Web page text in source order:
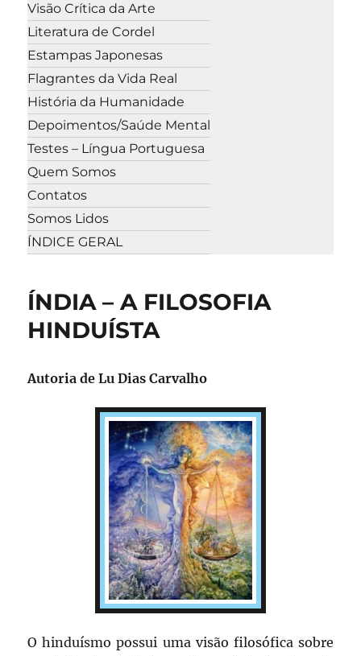
Visão Crítica da Arte
Literatura de Cordel
Estampas Japonesas
Flagrantes da Vida Real
História da Humanidade
Depoimentos/Saúde Mental
Testes – Língua Portuguesa
Quem Somos
Contatos
Somos Lidos
ÍNDICE GERAL
ÍNDIA – A FILOSOFIA
HINDUÍSTA
Autoria de Lu Dias Carvalho
O hinduísmo possui uma visão filosófica sobre